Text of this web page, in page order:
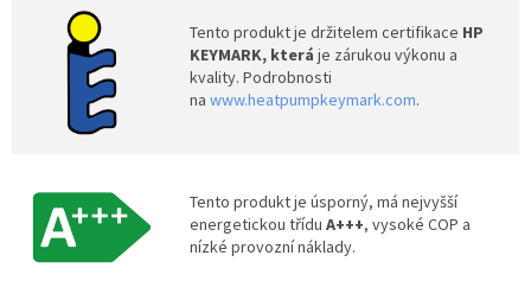
Tento produkt je držitelem certifikace HP
KEYMARK, která je zárukou výkonu a
kvality. Podrobnosti
na www.heatpumpkeymark.com.
Tento produkt je úsporný, má nejvyšší
energetickou třídu A+++, vysoké COP a
nízké provozní náklady.